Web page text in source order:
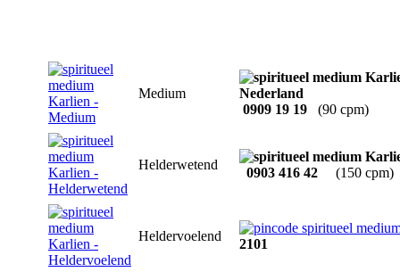
Medium
0909 19 19
(90 cpm)
Helderwetend
0903 416 42 (150 cpm)
Heldervoelend
2101